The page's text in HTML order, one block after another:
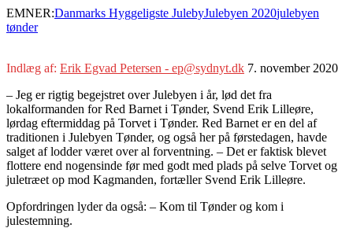
EMNER:Danmarks Hyggeligste JulebyJulebyen 2020julebyen
tønder
Indlæg af: Erik Egvad Petersen - ep@sydnyt.dk 7. november 2020
– Jeg er rigtig begejstret over Julebyen i år, lød det fra
lokalformanden for Red Barnet i Tønder, Svend Erik Lilleøre,
lørdag eftermiddag på Torvet i Tønder. Red Barnet er en del af
traditionen i Julebyen Tønder, og også her på førstedagen, havde
salget af lodder været over al forventning. – Det er faktisk blevet
flottere end nogensinde før med godt med plads på selve Torvet og
juletræet op mod Kagmanden, fortæller Svend Erik Lilleøre.
Opfordringen lyder da også: – Kom til Tønder og kom i
julestemning.